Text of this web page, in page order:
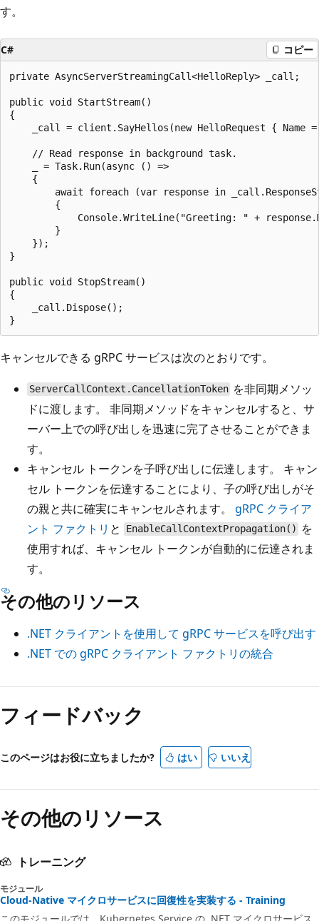
す。
C# コピー
private AsyncServerStreamingCall<HelloReply> _call;
public void StartStream()
{
_call = client.SayHellos(new HelloRequest { Name
    // Read response in background task.
    _ = Task.Run(async () =>
    {
await foreach (var response in
        {
Console.WriteLine("Greeting: " +
        }
    });
}
public void StopStream()
{
    _call.Dispose();
キャンセルできる gRPC サービスは次のとおりです。
ServerCallContext.CancellationToken を非同期メソッ
ドに渡します。 非同期メソッドをキャンセルすると、サ
ーバー上での呼び出しを迅速に完了させることができま
す。
キャンセル トークンを子呼び出しに伝達します。 キャン
セル トークンを伝達することにより、子の呼び出しがそ
の親と共に確実にキャンセルされます。 gRPC クライア
ント ファクトリ と EnableCallContextPropagation()
を
使用すれば、キャンセル トークンが自動的に伝達されま
す。
その他のリソース
.NET クライアントを使用して gRPC サービスを呼び出す
.NET での gRPC クライアント ファクトリの統合
フィードバック
このページはお役に立ちましたか? はい いいえ
その他のリソース
トレーニング
モジュール
Cloud-Native マイクロサービスに回復性を実装する - Training
このモジュールでは、Kubernetes Service の .NET マイクロサービス